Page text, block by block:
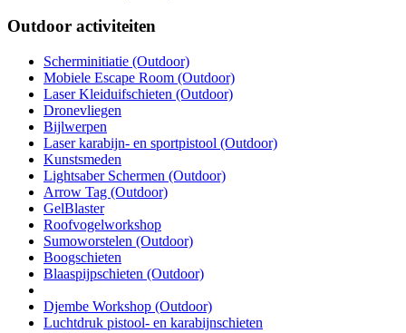
Outdoor activiteiten
Scherminitiatie (Outdoor)
Mobiele Escape Room (Outdoor)
Laser Kleiduifschieten (Outdoor)
Dronevliegen
Bijlwerpen
Laser karabijn- en sportpistool (Outdoor)
Kunstsmeden
Lightsaber Schermen (Outdoor)
Arrow Tag (Outdoor)
GelBlaster
Roofvogelworkshop
Sumoworstelen (Outdoor)
Boogschieten
Blaaspijpschieten (Outdoor)
Djembe Workshop (Outdoor)
Luchtdruk pistool- en karabijnschieten